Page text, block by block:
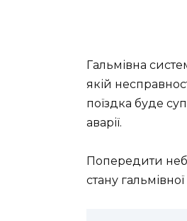
Гальмівна
якій
поїздка буде
аварії.
Попередити
стану